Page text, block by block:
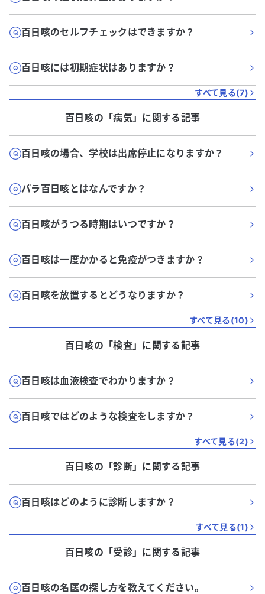
百日咳のセルフチェックはできますか？
百日咳には初期症状はありますか？
すべて見る(7)
百日咳の「病気」に関する記事
百日咳の場合、学校は出席停止になりますか？
パラ百日咳とはなんですか？
百日咳がうつる時期はいつですか？
百日咳は一度かかると免疫がつきますか？
百日咳を放置するとどうなりますか？
すべて見る(10)
百日咳の「検査」に関する記事
百日咳は血液検査でわかりますか？
百日咳ではどのような検査をしますか？
すべて見る(2)
百日咳の「診断」に関する記事
百日咳はどのように診断しますか？
すべて見る(1)
百日咳の「受診」に関する記事
百日咳の名医の探し方を教えてください。